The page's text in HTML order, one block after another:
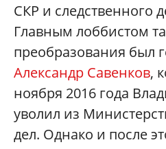
СКР и следственного
Главным лоббистом
преобразования был
Александр Савенков,
ноября 2016 года
уволил из
дел. Однако и после